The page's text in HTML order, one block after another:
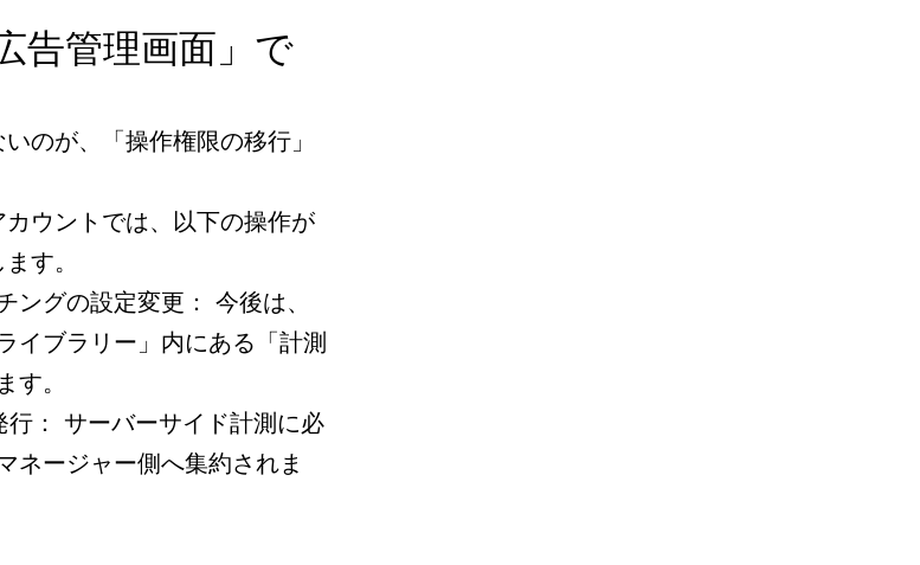
告管理画面」で
のが、「操作権限の移行」
ウントでは、以下の操作が
す。
ングの設定変更： 今後は、
イブラリー」内にある「計測
す。
： サーバーサイド計測に必
ネージャー側へ集約されま